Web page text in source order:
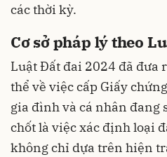
các thời kỳ.
Cơ sở pháp lý theo
Luật Đất đai 2024 đã đưa
thể về việc cấp Giấy
gia đình và cá nhân đang
chốt là việc xác định loại
không chỉ dựa trên hiện